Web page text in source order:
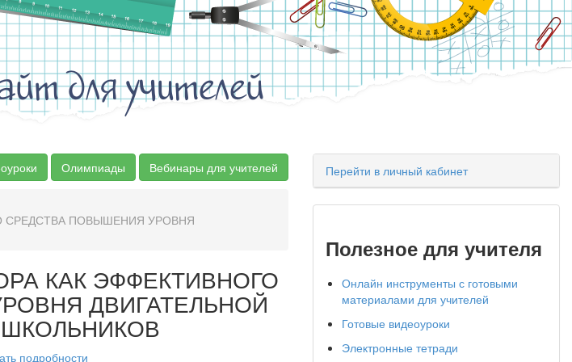
для учителей
Олимпиады Вебинары для учителей
СРЕДСТВА ПОВЫШЕНИЯ УРОВНЯ
КАК ЭФФЕКТИВНОГО
ДВИГАТЕЛЬНОЙ
Перейти в личный кабинет
Полезное для учителя
Онлайн инструменты с готовыми
материалами для учителей
Готовые видеоуроки
Электронные тетради